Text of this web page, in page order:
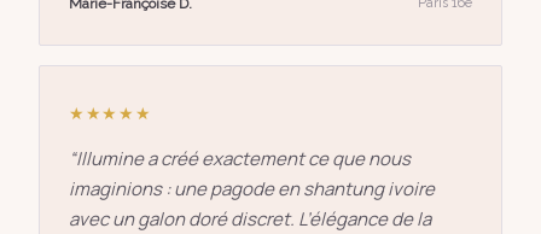
Marie-Françoise D.
★★★★★
“Illumine a créé exactement ce que nous
imaginions : une pagode en shantung ivoire
avec un galon doré discret. L’élégance de la